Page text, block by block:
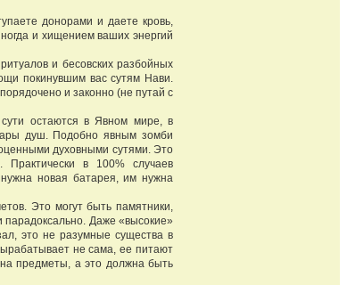
донорами и даете кровь,
и хищением ваших энергий
и бесовских разбойных
покинувшим вас сутям Нави.
и законно (не путай с
остаются в Явном мире, в
душ. Подобно явным зомби
духовными сутями. Это
в 100% случаев
новая батарея, им нужна
Это могут быть памятники,
Даже «высокие»
это не разумные существа в
не сама, ее питают
предметы, а это должна быть